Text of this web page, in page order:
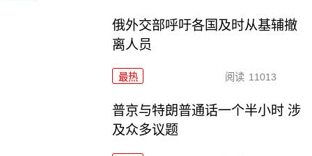
俄外交部呼吁各国及时从基辅撤
离人员
最热 阅读 11013
普京与特朗普通话一个半小时 涉
及众多议题